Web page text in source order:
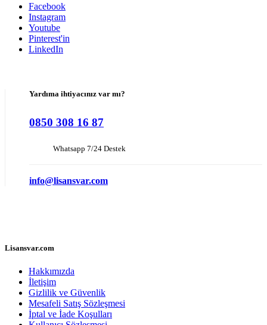
Facebook
Instagram
Youtube
Pinterest'in
LinkedIn
Yardıma ihtiyacınız var mı?
0850 308 16 87
Whatsapp 7/24 Destek
info@lisansvar.com
Lisansvar.com
Hakkımızda
İletişim
Gizlilik ve Güvenlik
Mesafeli Satış Sözleşmesi
İptal ve İade Koşulları